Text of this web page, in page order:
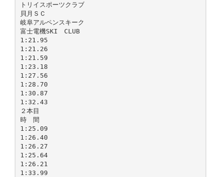
トリイスポーツクラブ
貝月ＳＣ
岐阜アルペンスキーク
富士電機SKI CLUB
1:21.95
1:21.26
1:21.59
1:23.18
1:27.56
1:28.70
1:30.87
1:32.43
２本目
時 間
1:25.09
1:26.40
1:26.27
1:25.64
1:26.21
1:33.99